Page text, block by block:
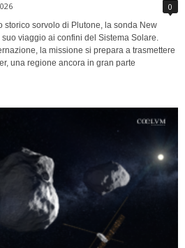
0
storico sorvolo di Plutone, la sonda New
viaggio ai confini del Sistema Solare.
la missione si prepara a trasmettere
una regione ancora in gran parte